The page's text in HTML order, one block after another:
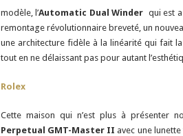
modèle, l’Automatic Dual Winder qui est
remontage révolutionnaire breveté, un
une architecture fidèle à la linéarité qui fait
tout en ne délaissant pas pour autant
Rolex
Cette maison qui n’est plus à présenter
Perpetual GMT-Master II avec une